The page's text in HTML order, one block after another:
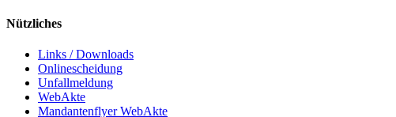
Nützliches
Links / Downloads
Onlinescheidung
Unfallmeldung
WebAkte
Mandantenflyer WebAkte